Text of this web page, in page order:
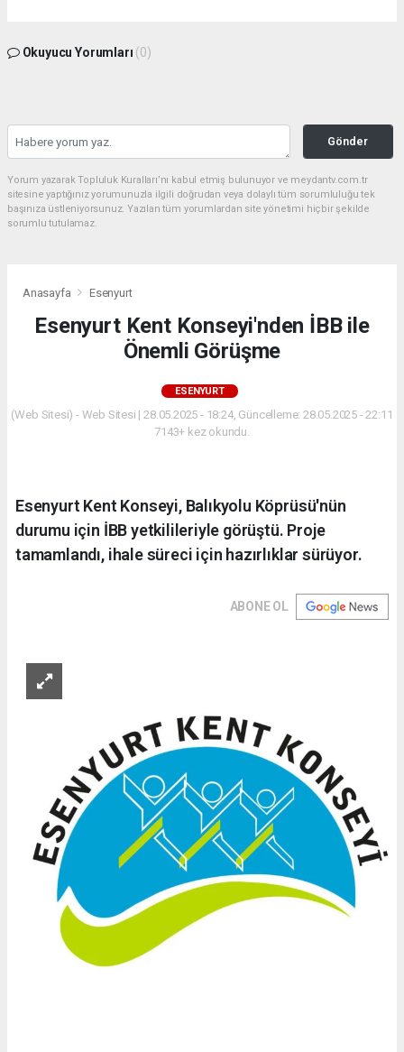
Okuyucu Yorumları (0)
Gönder
Yorum yazarak Topluluk Kuralları’nı kabul etmiş bulunuyor ve meydantv.com.tr
sitesine yaptığınız yorumunuzla ilgili doğrudan veya dolaylı tüm sorumluluğu tek
başınıza üstleniyorsunuz. Yazılan tüm yorumlardan site yönetimi hiçbir şekilde
sorumlu tutulamaz.
Anasayfa Esenyurt
Esenyurt Kent Konseyi'nden İBB ile
Önemli Görüşme
ESENYURT
(Web Sitesi) - Web Sitesi | 28.05.2025 - 18:24, Güncelleme: 28.05.2025 - 22:11
7143+ kez okundu.
Esenyurt Kent Konseyi, Balıkyolu Köprüsü'nün
durumu için İBB yetkilileriyle görüştü. Proje
tamamlandı, ihale süreci için hazırlıklar sürüyor.
ABONE OL